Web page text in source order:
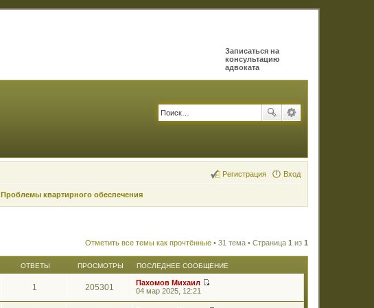
Записаться на
консультацию
адвоката
Вход
Регистрация
Проблемы квартирного обеспечения
Отметить все темы как прочтённые • 31 тема • Страница 1 из 1
ОТВЕТЫ ПРОСМОТРЫ ПОСЛЕДНЕЕ СООБЩЕНИЕ
1 205301
Пахомов Михаил
р
04 мар 2025, 12:21